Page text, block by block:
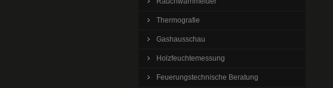
Thermografie
Gashausschau
Holzfeuchtemessung
Feuerungstechnische Beratung